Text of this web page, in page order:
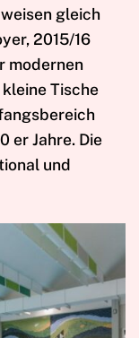
weisen gleich
2015/16
modernen
Tische
er Jahre. Die
und